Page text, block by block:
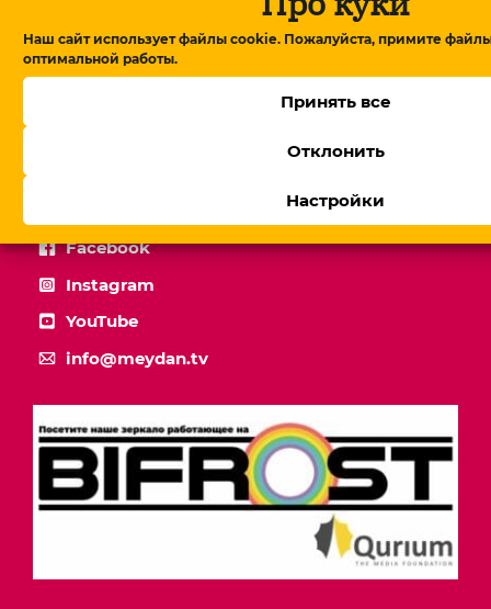
Наш сайт использует файлы cookie. Пожалуйста, примите
оптимальной работы.
Принять все
Отклонить
Настройки
«Докричаться могу, а доехать нет». Репортаж из
села на границе между Грузией и
Facebook
Instagram
YouTube
info@meydan.tv